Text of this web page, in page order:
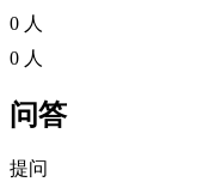
0 人
0 人
问答
提问